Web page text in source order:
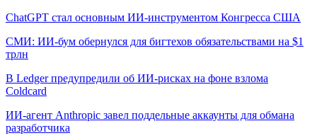
ChatGPT стал основным ИИ-инструментом Конгресса США
СМИ: ИИ-бум обернулся для бигтехов обязательствами на $1
трлн
В Ledger предупредили об ИИ-рисках на фоне взлома
Coldcard
ИИ-агент Anthropic завел поддельные аккаунты для обмана
разработчика